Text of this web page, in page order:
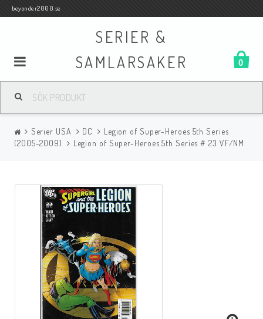
beyonder2000.se
SERIER &
SAMLARSAKER
0
Samlar- och Spelkort
Serier
Böcker
Mynt och Sedlar
Serier USA DC
Legion of Super-Heroes 5th Series
(2005-2009)
Legion of Super-Heroes 5th Series # 23 VF/NM